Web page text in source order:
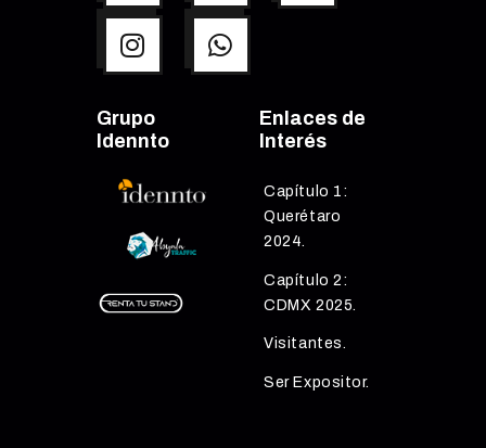
Grupo
Idennto
Enlaces de
Interés
Capítulo 1:
Querétaro
2024.
Capítulo 2:
CDMX 2025.
Visitantes.
Ser Expositor.